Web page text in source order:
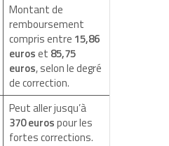
Montant de
remboursement
compris entre 15,86
euroset 85,75
euros, selon le degré
de correction.
Peut aller jusqu’à
370 eurospour les
fortes corrections.